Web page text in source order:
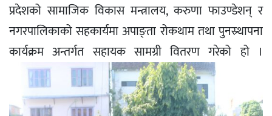
प्रदेशको सामाजिक विकास मन्त्रालय, करुणा फाउण्डेशन् र
नगरपालिकाको सहकार्यमा अपाङ्ता रोकथाम तथा पुनस्र्थापना
कार्यक्रम अन्तर्गत सहायक सामग्री वितरण गरेको हो ।